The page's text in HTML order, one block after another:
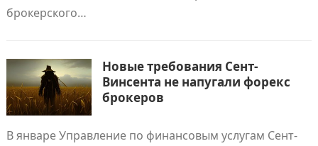
брокерского…
Новые требования Сент-
Винсента не напугали форекс
брокеров
В январе Управление по финансовым услугам Сент-